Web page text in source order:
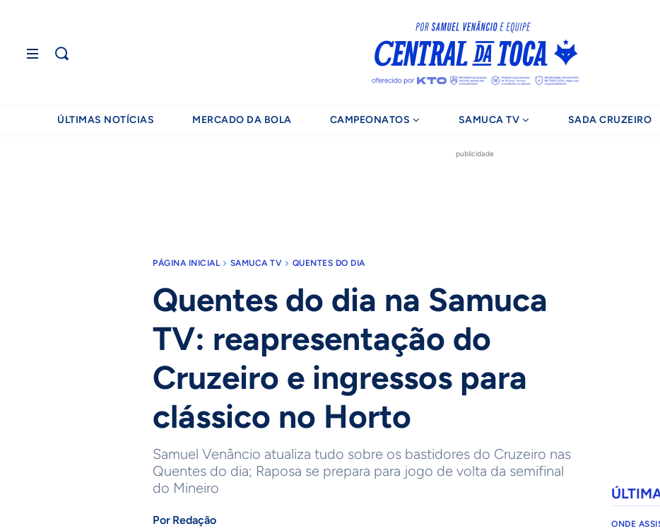
ÚLTIMAS NOTÍCIAS MERCADO DA BOLA CAMPEONATOS SAMUCA TV SADA CRUZEIRO
publicidade
PÁGINA INICIAL SAMUCA TV QUENTES DO DIA
Quentes do dia na Samuca
TV: reapresentação do
Cruzeiro e ingressos para
clássico no Horto
Samuel Venâncio atualiza tudo sobre os bastidores do Cruzeiro nas
Quentes do dia; Raposa se prepara para jogo de volta da semifinal
do Mineiro
Por Redação
ONDE